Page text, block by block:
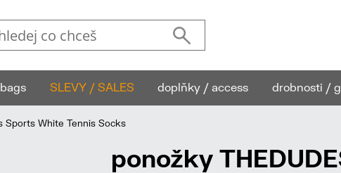
SLEVY / SALES doplňky / access drobnosti /
Sports White Tennis Socks
ponožky